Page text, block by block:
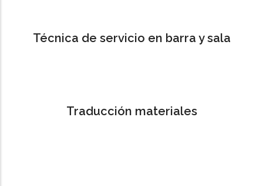
Técnica de servicio en barra y sala
Traducción materiales